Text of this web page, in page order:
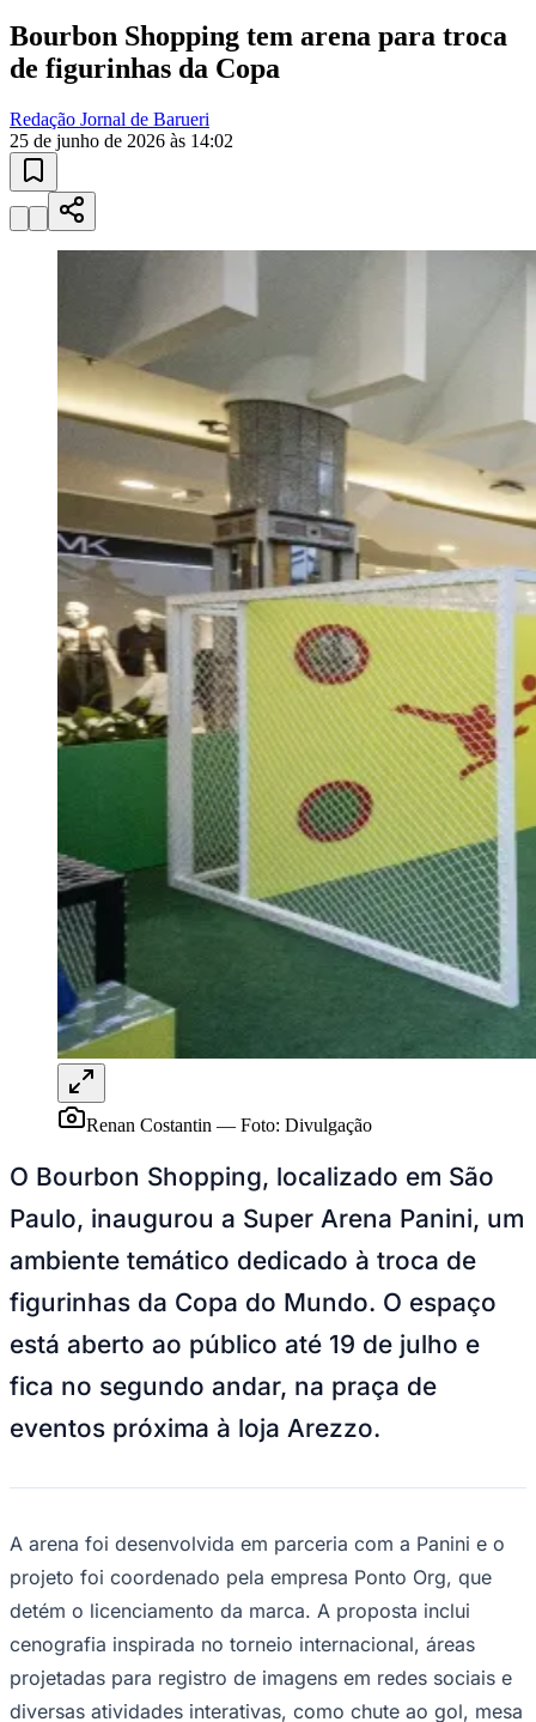
Juventude
Redação Jornal de Barueri
25 de junho de 2026 às 14:02
Renan Costantin
O Bourbon Shopping, localizado em São
Paulo, inaugurou a Super Arena Panini, um
ambiente temático dedicado à troca de
figurinhas da Copa do Mundo. O espaço
está aberto ao público até 19 de julho e
fica no segundo andar, na praça de
eventos próxima à loja Arezzo.
A arena foi desenvolvida em parceria com a Panini e o
detém o licenciamento da marca. A proposta inclui
cenografia inspirada no torneio internacional, áreas
projetadas para registro de imagens em redes sociais e
diversas atividades interativas, como chute ao gol, mesa
de totó, totó humano, futebol sentado, sinucabol,